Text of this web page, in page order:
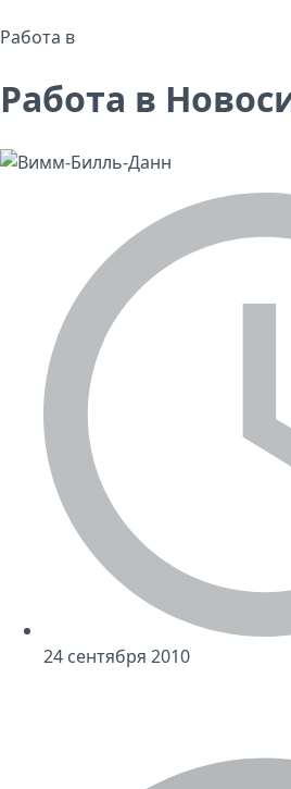
Работа в
Работа в
24 сентября 2010